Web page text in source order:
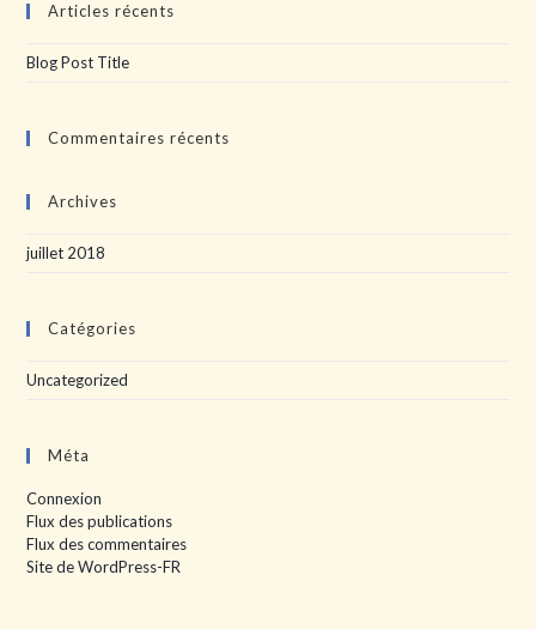
Articles récents
Blog Post Title
Commentaires récents
Archives
juillet 2018
Catégories
Uncategorized
Méta
Connexion
Flux des publications
Flux des commentaires
Site de WordPress-FR